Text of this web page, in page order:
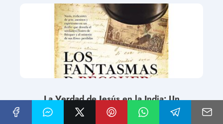
La Verdad de Jesús en la India: Un
Descubrimiento Espiritual.